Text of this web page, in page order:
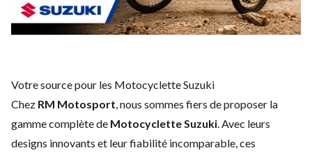
Votre source pour les Motocyclette Suzuki
Chez RM Motosport, nous sommes fiers de proposer la
gamme complète de Motocyclette Suzuki. Avec leurs
designs innovants et leur fiabilité incomparable, ces